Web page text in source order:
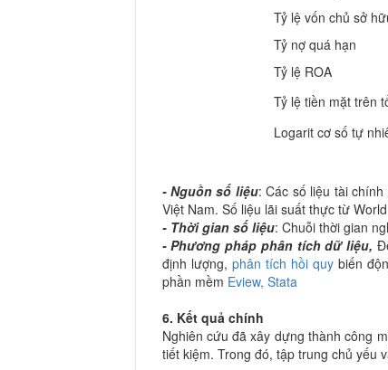
Tỷ lệ vốn chủ sở
Tỷ nợ quá hạn
Tỷ lệ ROA
Tỷ lệ tiền mặt trên
Logarit cơ số tự
- Nguồn số liệu: Các số liệu tài
Việt Nam. Số liệu lãi suất thực từ
- Thời gian số liệu: Chuỗi thời gian
- Phương pháp phân tích dữ liệu,
định lượng, phân tích hồi quy biến
phần mềm Eview, Stata
6. Kết quả chính
Nghiên cứu đã xây dựng thành công
tiết kiệm. Trong đó, tập trung chủ yếu